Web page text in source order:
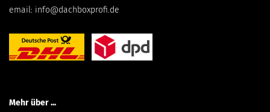
email: info@dachboxprofi.de
Mehr über ...